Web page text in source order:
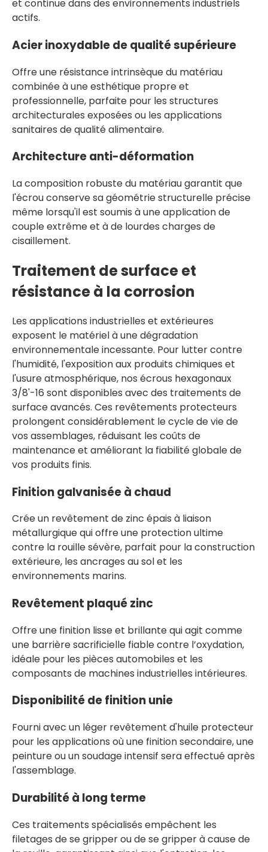
et continue dans des environnements industriels
actifs.
Acier inoxydable de qualité supérieure
Offre une résistance intrinsèque du matériau
combinée à une esthétique propre et
professionnelle, parfaite pour les structures
architecturales exposées ou les applications
sanitaires de qualité alimentaire.
Architecture anti-déformation
La composition robuste du matériau garantit que
l'écrou conserve sa géométrie structurelle précise
même lorsqu'il est soumis à une application de
couple extrême et à de lourdes charges de
cisaillement.
Traitement de surface et
résistance à la corrosion
Les applications industrielles et extérieures
exposent le matériel à une dégradation
environnementale incessante. Pour lutter contre
l'humidité, l'exposition aux produits chimiques et
l'usure atmosphérique, nos écrous hexagonaux
3/8'-16 sont disponibles avec des traitements de
surface avancés. Ces revêtements protecteurs
prolongent considérablement le cycle de vie de
vos assemblages, réduisant les coûts de
maintenance et améliorant la fiabilité globale de
vos produits finis.
Finition galvanisée à chaud
Crée un revêtement de zinc épais à liaison
métallurgique qui offre une protection ultime
contre la rouille sévère, parfait pour la construction
extérieure, les ancrages au sol et les
environnements marins.
Revêtement plaqué zinc
Offre une finition lisse et brillante qui agit comme
une barrière sacrificielle fiable contre l’oxydation,
idéale pour les pièces automobiles et les
composants de machines industrielles intérieures.
Disponibilité de finition unie
Fourni avec un léger revêtement d'huile protecteur
pour les applications où une finition secondaire, une
peinture ou un soudage intensif sera effectué après
l'assemblage.
Durabilité à long terme
Ces traitements spécialisés empêchent les
filetages de se gripper ou de se gripper à cause de